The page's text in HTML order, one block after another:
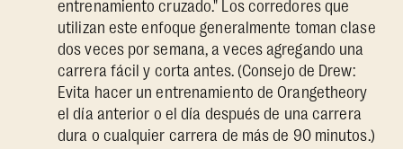
entrenamiento cruzado." Los corredores que
utilizan este enfoque generalmente toman clase
dos veces por semana, a veces agregando una
carrera fácil y corta antes. (Consejo de Drew:
Evita hacer un entrenamiento de Orangetheory
el día anterior o el día después de una carrera
dura o cualquier carrera de más de 90 minutos.)